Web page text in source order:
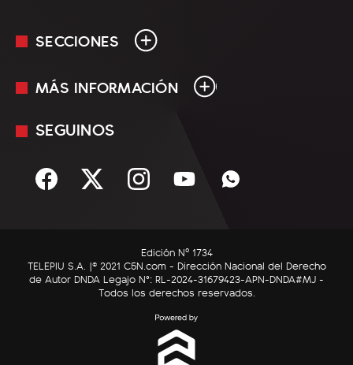
SECCIONES
En Vivo
Sociedad
C5N Autos
RatingCero
MÁS INFORMACIÓN
Mediakit
Términos y condiciones
SEGUINOS
Edición Nº 1734
TELEPIU S.A. |© 2021 C5N.com - Dirección Nacional del Derecho
de Autor DNDA Legajo N°: RL-2024-31679423-APN-DNDA#MJ -
Todos los derechos reservados.